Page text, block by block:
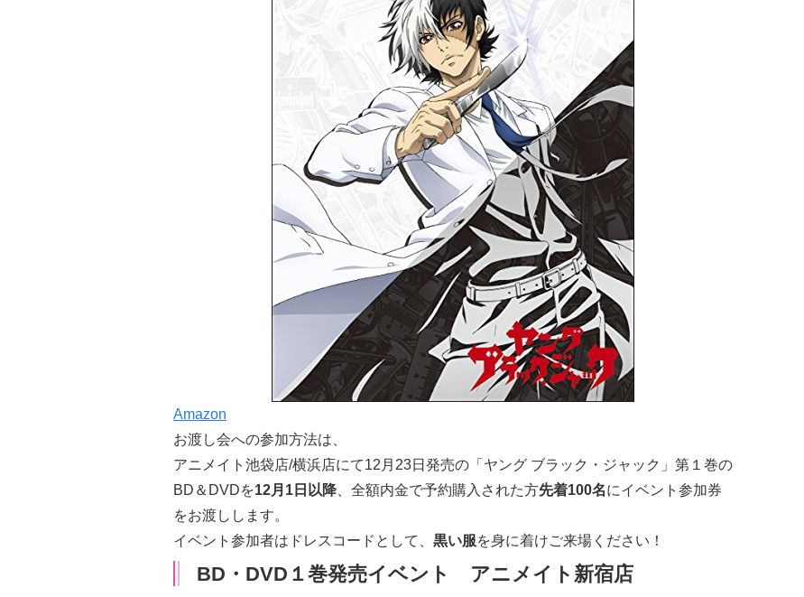
Amazon
お渡し会への参加方法は、
アニメイト池袋店/横浜店にて12月23日発売の「ヤング ブラック・ジャック」第１巻の
BD＆DVDを12月1日以降 、全額内金で予約購入された方先着100名にイベント参加券
をお渡しします。
イベント参加者は ドレスコード として、 黒い服を身に着けご来場ください！
BD・DVD１巻発売イベント アニメイト新宿店